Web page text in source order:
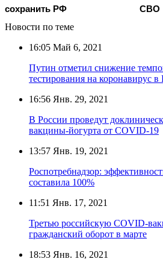
сохранить РФ
СВО
Новости по теме
16:05 Май 6, 2021
Путин отметил снижение
тестирования на коронавирус в
16:56 Янв. 29, 2021
В России проведут
вакцины-йогурта от COVID-19
13:57 Янв. 19, 2021
Роспотребнадзор:
составила 100%
11:51 Янв. 17, 2021
Третью российскую COVID-
гражданский оборот в марте
18:53 Янв. 16, 2021